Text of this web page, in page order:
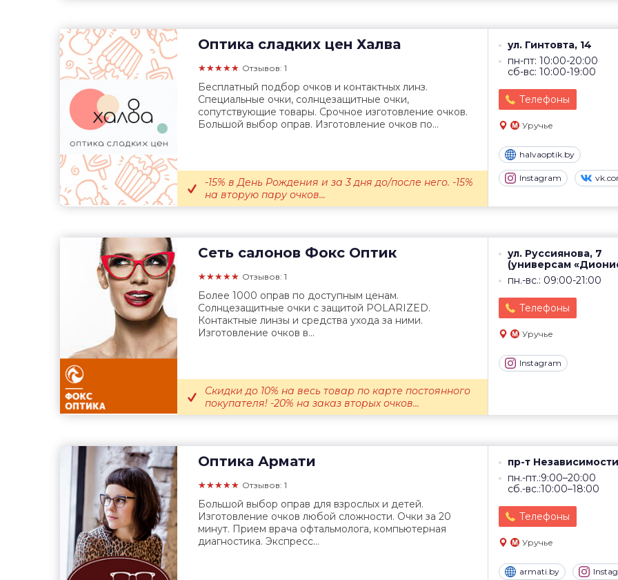
Оптика сладких цен Халва
★★★★★ Отзывов: 1
ул. Гинтовта, 14
пн-пт: 10:00-20:00
сб-вс: 10:00-19:00
Телефоны
Уручье
halvaoptik.by
Instagram
Бесплатный подбор очков и контактных линз.
Специальные очки, солнцезащитные очки,
сопутствующие товары. Срочное изготовление очков.
Большой выбор оправ. Изготовление очков по...
-15% в День Рождения и за 3 дня до/после него. -15%
на вторую пару очков...
Сеть салонов Фокс Оптик
★★★★★ Отзывов: 1
ул. Руссиянова, 7
(универсам
пн.-вс.: 09:00-21:00
Телефоны
Уручье
Instagram
Более 1000 оправ по доступным ценам.
Солнцезащитные очки с защитой POLARIZED.
Контактные линзы и средства ухода за ними.
Изготовление очков в...
Скидки до 10% на весь товар по карте постоянного
покупателя! -20% на заказ вторых очков...
Оптика Армати
★★★★★ Отзывов: 1
пр-т
пн.-пт.:9:00–20:00
сб.-вс.:10:00–18:00
Телефоны
Уручье
armati.by
Большой выбор оправ для взрослых и детей.
Изготовление очков любой сложности. Очки за 20
минут. Прием врача офтальмолога, компьютерная
диагностика. Экспресс...